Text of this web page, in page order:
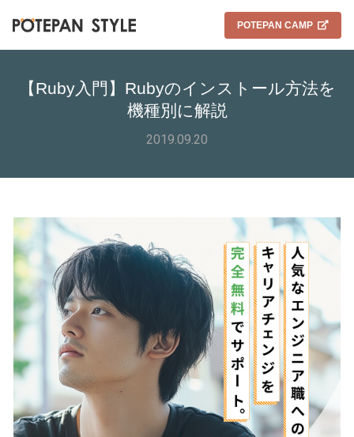
POTEPAN CAMP
【Ruby入門】Rubyのインストール方法を
機種別に解説
2019.09.20